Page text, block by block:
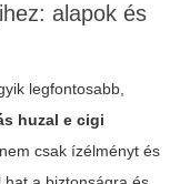
alapok és
legfontosabb,
huzal e cigi
csak ízélményt és